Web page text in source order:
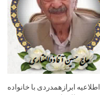
اطلاعیه ابرازهمدردی با خانواده